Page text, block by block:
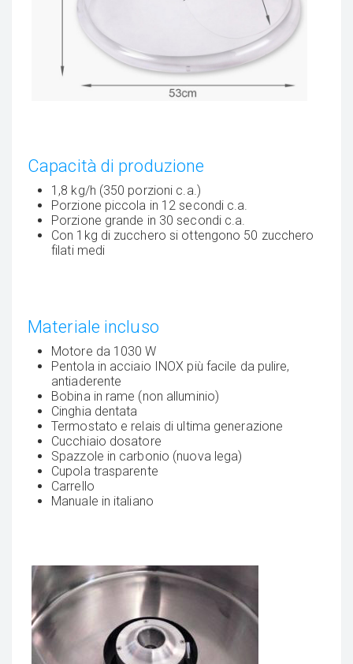
Capacità di produzione
1,8 kg/h (350 porzioni c.a.)
Porzione piccola in 12 secondi c.a.
Porzione grande in 30 secondi c.a.
Con 1kg di zucchero si ottengono 50 zucchero
filati medi
Materiale incluso
Motore da 1030 W
Pentola in acciaio INOX più facile da pulire,
antiaderente
Bobina in rame (non alluminio)
Cinghia dentata
Termostato e relais di ultima generazione
Cucchiaio dosatore
Spazzole in carbonio (nuova lega)
Cupola trasparente
Carrello
Manuale in italiano